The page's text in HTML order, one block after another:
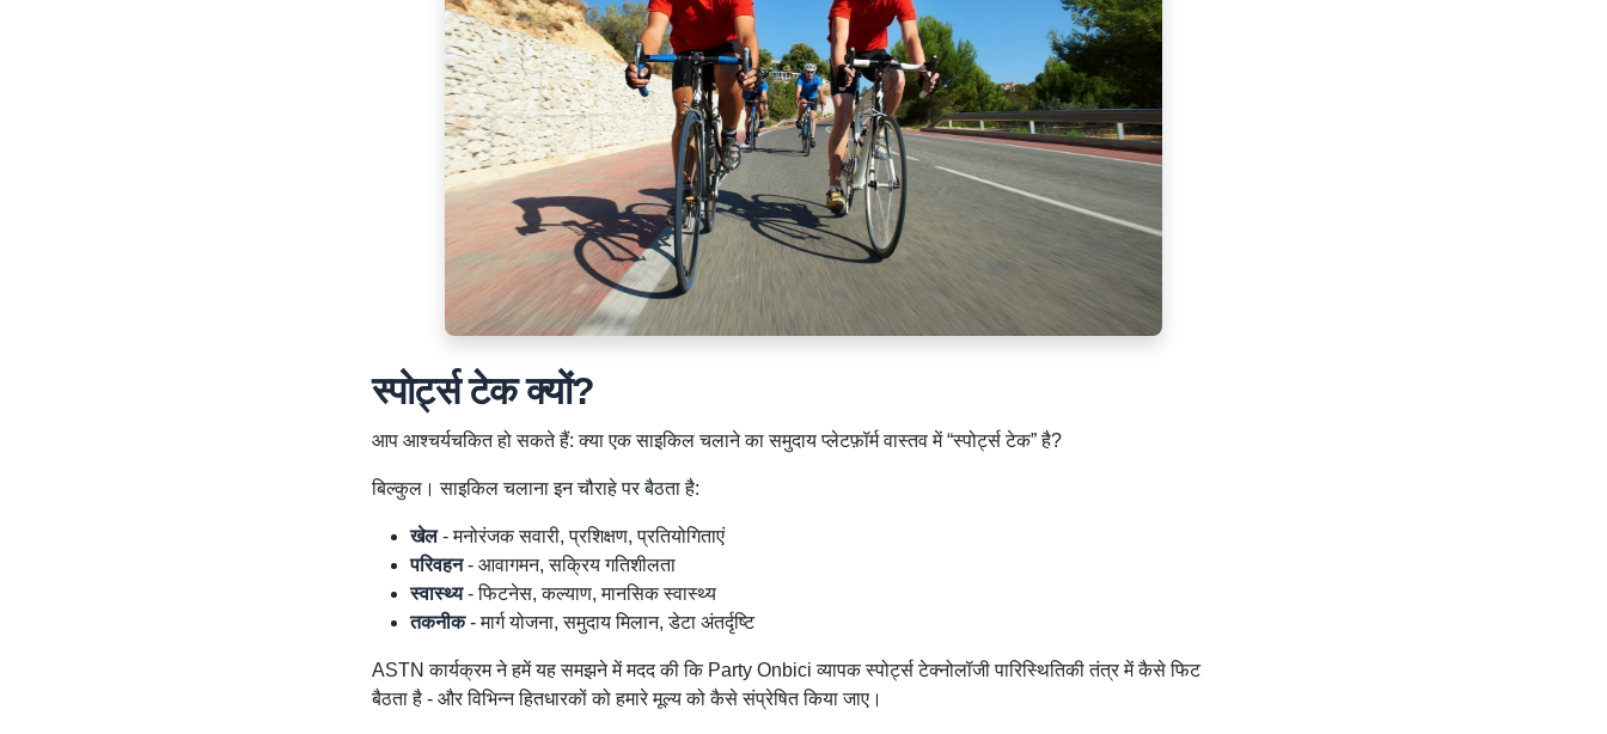
स्पोर्ट्स टेक क्यों?
आप आश्चर्यचकित हो सकते हैं: क्या एक साइकिल चलाने का समुदाय प्लेटफ़ॉर्म वास्तव में “स्पोर्ट्स टेक” है?
बिल्कुल। साइकिल चलाना इन चौराहे पर बैठता है:
खेल- मनोरंजक सवारी, प्रशिक्षण, प्रतियोगिताएं
परिवहन- आवागमन, सक्रिय गतिशीलता
स्वास्थ्य- फिटनेस, कल्याण, मानसिक स्वास्थ्य
तकनीक- मार्ग योजना, समुदाय मिलान, डेटा अंतर्दृष्टि
ASTN कार्यक्रम ने हमें यह समझने में मदद की कि Party Onbici व्यापक स्पोर्ट्स टेक्नोलॉजी पारिस्थितिकी तंत्र में कैसे फिट
बैठता है - और विभिन्न हितधारकों को हमारे मूल्य को कैसे संप्रेषित किया जाए।